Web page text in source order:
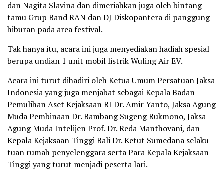
dan Nagita Slavina dan dimeriahkan juga oleh bintang
tamu Grup Band RAN dan DJ Diskopantera di panggung
hiburan pada area festival.
Tak hanya itu, acara ini juga menyediakan hadiah spesial
berupa undian 1 unit mobil listrik Wuling Air EV.
Acara ini turut dihadiri oleh Ketua Umum Persatuan Jaksa
Indonesia yang juga menjabat sebagai Kepala Badan
Pemulihan Aset Kejaksaan RI Dr. Amir Yanto, Jaksa Agung
Muda Pembinaan Dr. Bambang Sugeng Rukmono, Jaksa
Agung Muda Intelijen Prof. Dr. Reda Manthovani, dan
Kepala Kejaksaan Tinggi Bali Dr. Ketut Sumedana selaku
tuan rumah penyelenggara serta Para Kepala Kejaksaan
Tinggi yang turut menjadi peserta lari.